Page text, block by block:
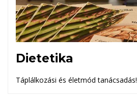
Dietetika
Táplálkozási és életmód tanácsadás!